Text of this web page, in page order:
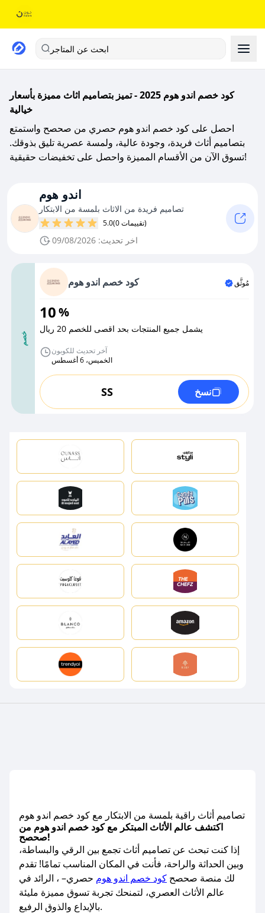
ابحث عن المتاجر
كود خصم اندو هوم 2025 - تميز بتصاميم اثاث مميزة بأسعار
خيالية
احصل على كود خصم اندو هوم حصري من صحصح واستمتع
بتصاميم أثاث فريدة، وجودة عالية، ولمسة عصرية تليق بذوقك.
تسوق الآن من الأقسام المميزة واحصل على تخفيضات حقيقية!
اندو هوم
تصاميم فريدة من الاثاث بلمسة من الابتكار
5.0 (0 تقييمات)
اخر تحديث: 09/08/2026
خصم
كود خصم اندو هوم مُوثَّق
10%
يشمل جميع المنتجات بحد اقصى للخصم 20 ريال
آخر تحديث للكوبون
الخميس، 6 أغسطس
SS نسخ
تصاميم أثاث راقية بلمسة من الابتكار مع كود خصم اندو هوم
اكتشف عالم الأثاث المبتكر مع كود خصم اندو هوم من
صحصح!
إذا كنت تبحث عن تصاميم أثاث تجمع بين الرقي والبساطة،
وبين الحداثة والراحة، فأنت في المكان المناسب تمامًا! تقدم
لك منصة صحصح كود خصم اندو هوم حصري– ، الرائد في
عالم الأثاث العصري، لتمنحك تجربة تسوق مميزة مليئة
بالإبداع والذوق الرفيع.